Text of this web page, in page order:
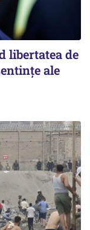
libertatea de
ale